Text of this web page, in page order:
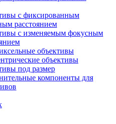
с фиксированным
расстоянием
с изменяемым фокусным
объективы
объективы
под размер
компоненты для